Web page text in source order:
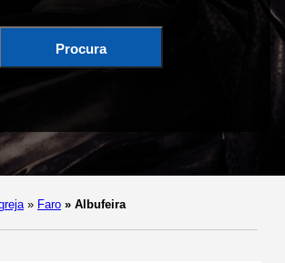
Procura
» Faro » Albufeira